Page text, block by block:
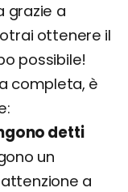
grazie a
ottenere il
possibile!
completa, è
detti
un
a